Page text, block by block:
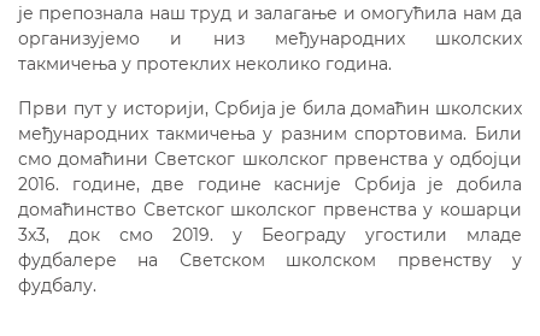
је препознала наш труд и залагање и омогућила нам да
организујемо и низ међународних школских
такмичења у протеклих неколико година.
Први пут у историји, Србија је била домаћин школских
међународних такмичења у разним спортовима. Били
смо домаћини Светског школског првенства у одбојци
2016. године, две године касније Србија је добила
домаћинство Светског школског првенства у кошарци
3x3, док смо 2019. у Београду угостили младе
фудбалере на Светском школском првенству у
фудбалу.